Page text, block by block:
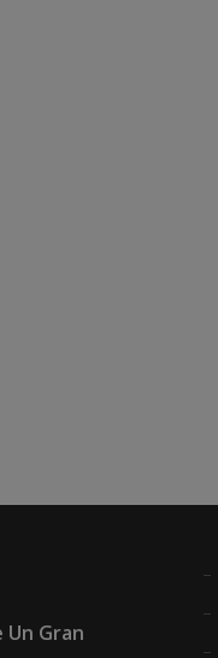
Gran
–
–
–